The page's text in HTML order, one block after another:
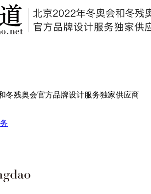
冬残奥会官方品牌设计服务独家供应商